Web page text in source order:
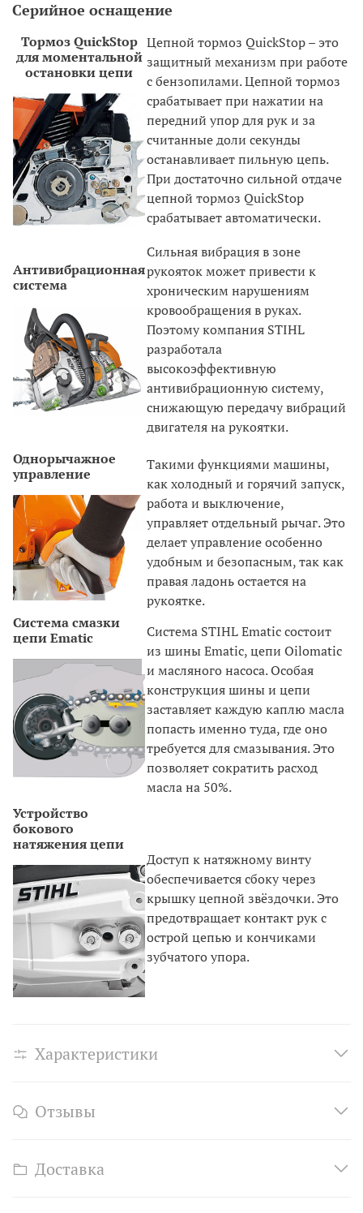
Серийное оснащение
Тормоз QuickStop
для моментальной
остановки цепи
Цепной тормоз QuickStop – это
защитный механизм при работе
с бензопилами. Цепной тормоз
срабатывает при нажатии на
передний упор для рук и за
считанные доли секунды
останавливает пильную цепь.
При достаточно сильной отдаче
цепной тормоз QuickStop
срабатывает автоматически.
Антивибрационная
система
Сильная вибрация в зоне
рукояток может привести к
хроническим нарушениям
кровообращения в руках.
Поэтому компания STIHL
разработала
высокоэффективную
антивибрационную систему,
снижающую передачу вибраций
двигателя на рукоятки.
Однорычажное
управление
Такими функциями машины,
как холодный и горячий запуск,
работа и выключение,
управляет отдельный рычаг. Это
делает управление особенно
удобным и безопасным, так как
правая ладонь остается на
рукоятке.
Система смазки
цепи Ematic
Система STIHL Ematic состоит
из шины Ematic, цепи Oilomatic
и масляного насоса. Особая
конструкция шины и цепи
заставляет каждую каплю масла
попасть именно туда, где оно
требуется для смазывания. Это
позволяет сократить расход
масла на 50%.
Устройство
бокового
натяжения цепи
Доступ к натяжному винту
обеспечивается сбоку через
крышку цепной звёздочки. Это
предотвращает контакт рук с
острой цепью и кончиками
зубчатого упора.
Характеристики
Отзывы
Доставка